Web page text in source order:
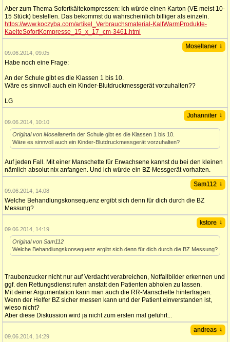
Aber zum Thema Sofortkältekompressen: Ich würde einen Karton (VE meist 10-
15 Stück) bestellen. Das bekommst du wahrscheinlich billiger als einzeln.
https://www.koczyba.com/artikel_Verbrauchsmaterial-KaltWarmProdukte-
KaelteSofortKompresse_15_x_17_cm-3461.html
Mosellaner ↓
09.06.2014, 09:05
Habe noch eine Frage:
An der Schule gibt es die Klassen 1 bis 10.
Wäre es sinnvoll auch ein Kinder-Blutdruckmessgerät vorzuhalten??
LG
Johanniter ↓
09.06.2014, 10:10
Original von MosellanerIn der Schule gibt es die Klassen 1 bis 10.
Wäre es sinnvoll auch ein Kinder-Blutdruckmessgerät vorzuhalten?
Auf jeden Fall. Mit einer Manschette für Erwachsene kannst du bei den kleinen
nämlich absolut nix anfangen. Und ich würde ein BZ-Messgerät vorhalten.
Sam112 ↓
09.06.2014, 14:08
Welche Behandlungskonsequenz ergibt sich denn für dich durch die BZ
Messung?
kstore ↓
09.06.2014, 14:19
Original von Sam112
Welche Behandlungskonsequenz ergibt sich denn für dich durch die BZ Messung?
Traubenzucker nicht nur auf Verdacht verabreichen, Notfallbilder erkennen und
ggf. den Rettungsdienst rufen anstatt den Patienten abholen zu lassen.
Mit deiner Argumentation kann man auch die RR-Manschette hinterfragen.
Wenn der Helfer BZ sicher messen kann und der Patient einverstanden ist,
wieso nicht?
Aber diese Diskussion wird ja nicht zum ersten mal geführt...
andreas ↓
09.06.2014, 14:29